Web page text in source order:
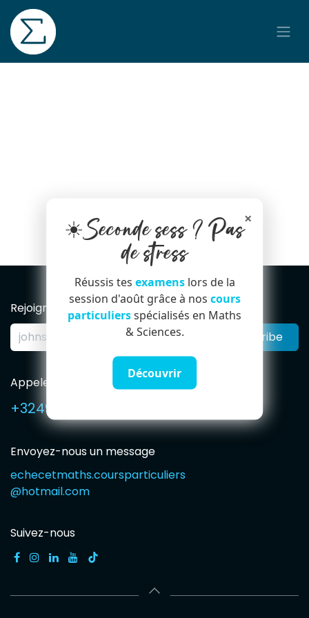
Se rendre au contenu
Rejoignez notre Newsletter
Subscribe
Appelez-nous
+32491594765
Envoyez-nous un message
echecetmaths.coursparticuliers
@hotmail.com
Suivez-nous
×
☀️Seconde sess ? Pas
de stress
Réussis tes examenslors de la
session d'août grâce à nos cours
particuliersspécialisés en Maths
& Sciences.
Découvrir